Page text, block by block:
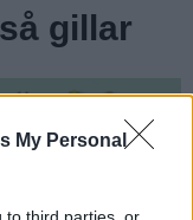
My Personal
gillar